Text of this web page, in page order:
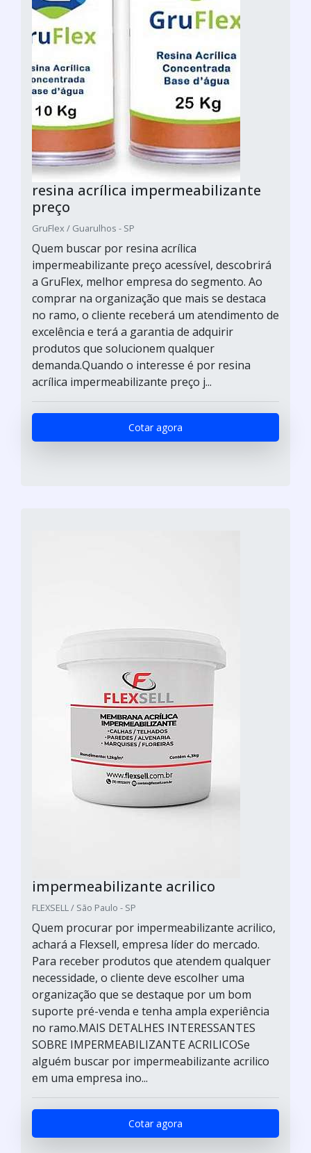
resina acrílica impermeabilizante
preço
GruFlex / Guarulhos - SP
Quem buscar por resina acrílica
impermeabilizante preço acessível, descobrirá
a GruFlex, melhor empresa do segmento. Ao
comprar na organização que mais se destaca
no ramo, o cliente receberá um atendimento de
excelência e terá a garantia de adquirir
produtos que solucionem qualquer
demanda.Quando o interesse é por resina
acrílica impermeabilizante preço j...
Cotar agora
impermeabilizante acrilico
FLEXSELL / São Paulo - SP
Quem procurar por impermeabilizante acrilico,
achará a Flexsell, empresa líder do mercado.
Para receber produtos que atendem qualquer
necessidade, o cliente deve escolher uma
organização que se destaque por um bom
suporte pré-venda e tenha ampla experiência
no ramo.MAIS DETALHES INTERESSANTES
SOBRE IMPERMEABILIZANTE ACRILICOSe
alguém buscar por impermeabilizante acrilico
em uma empresa ino...
Cotar agora